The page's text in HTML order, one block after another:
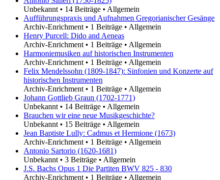
Unbekannt • 14 Beiträge • Allgemein
Aufführungspraxis und Aufnahmen Gregorianischer Gesänge
Archiv-Enrichment • 1 Beiträge • Allgemein
Henry Purcell: Dido and Aeneas
Archiv-Enrichment • 1 Beiträge • Allgemein
Harmoniemusiken auf historischen Instrumenten
Archiv-Enrichment • 1 Beiträge • Allgemein
Felix Mendelssohn (1809-1847): Sinfonien und Konzerte auf
historischen Instrumenten
Archiv-Enrichment • 1 Beiträge • Allgemein
Johann Gottlieb Graun (1702-1771)
Unbekannt • 14 Beiträge • Allgemein
Brauchen wir eine neue Musikgeschichte?
Unbekannt • 15 Beiträge • Allgemein
Jean Baptiste Lully: Cadmus et Hermione (1673)
Archiv-Enrichment • 1 Beiträge • Allgemein
Antonio Sartorio (1620-1681)
Unbekannt • 3 Beiträge • Allgemein
J.S. Bachs Opus 1 Die Partiten BWV 825 - 830
Archiv-Enrichment • 1 Beiträge • Allgemein